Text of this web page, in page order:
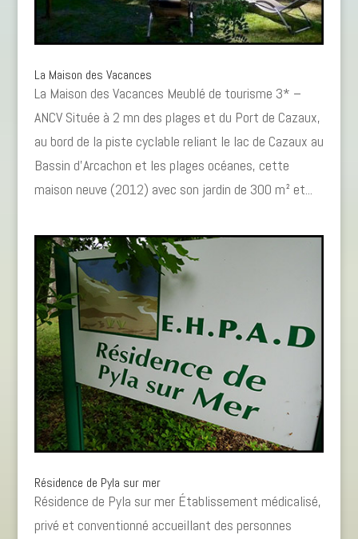
La Maison des Vacances
La Maison des Vacances Meublé de tourisme 3* –
ANCV Située à 2 mn des plages et du Port de Cazaux,
au bord de la piste cyclable reliant le lac de Cazaux au
Bassin d’Arcachon et les plages océanes, cette
maison neuve (2012) avec son jardin de 300 m² et...
Résidence de Pyla sur mer
Résidence de Pyla sur mer Établissement médicalisé,
privé et conventionné accueillant des personnes